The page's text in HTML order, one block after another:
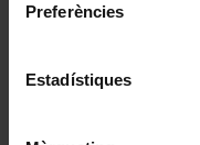
Preferències
Estadístiques
Marbre de